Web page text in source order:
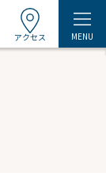
アクセス MENU